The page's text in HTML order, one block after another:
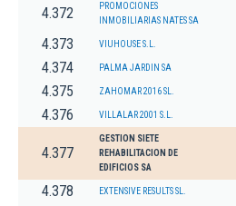
4.372
PROMOCIONES
INMOBILIARIAS NATES SA
4.373 VIUHOUSE S.L.
4.374 PALMA JARDIN SA
4.375 ZAHOMAR 2016 SL.
4.376 VILLALAR 2001 S.L.
4.377
GESTION SIETE
REHABILITACION DE
EDIFICIOS SA
4.378 EXTENSIVE RESULTS SL.